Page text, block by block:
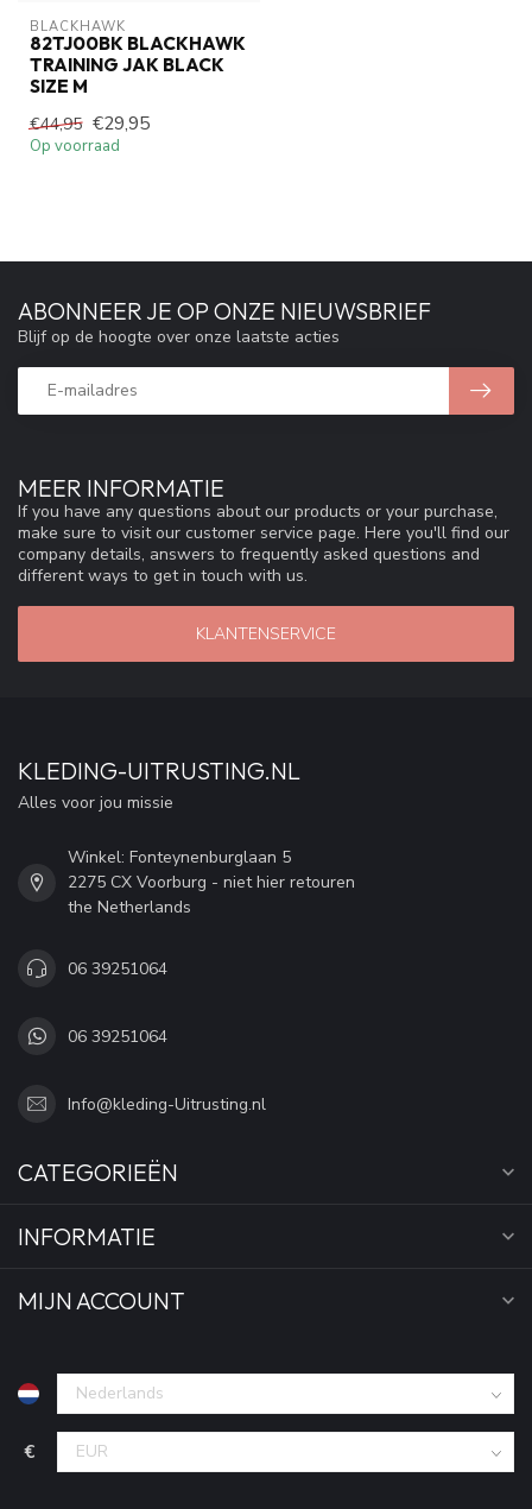
BLACKHAWK
82TJ00BK BLACKHAWK
TRAINING JAK BLACK
SIZE M
€44,95 €29,95
Op voorraad
MEER INFORMATIE
If you have any questions about our products or your purchase,
make sure to visit our customer service page. Here you'll find our
company details, answers to frequently asked questions and
different ways to get in touch with us.
KLANTENSERVICE
ABONNEER JE OP ONZE NIEUWSBRIEF
Blijf op de hoogte over onze laatste acties
KLEDING-UITRUSTING.NL
Alles voor jou missie
Winkel: Fonteynenburglaan 5
2275 CX Voorburg - niet hier retouren
the Netherlands
06 39251064
06 39251064
Info@kleding-Uitrusting.nl
CATEGORIEËN
INFORMATIE
MIJN ACCOUNT
€